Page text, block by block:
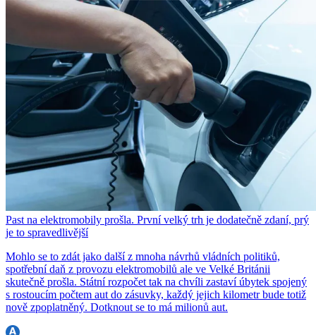
Past na elektromobily prošla. První velký trh je dodatečně zdaní, prý
je to spravedlivější
Mohlo se to zdát jako další z mnoha návrhů vládních politiků,
spotřební daň z provozu elektromobilů ale ve Velké Británii
skutečně prošla. Státní rozpočet tak na chvíli zastaví úbytek spojený
s rostoucím počtem aut do zásuvky, každý jejich kilometr bude totiž
nově zpoplatněný. Dotknout se to má milionů aut.